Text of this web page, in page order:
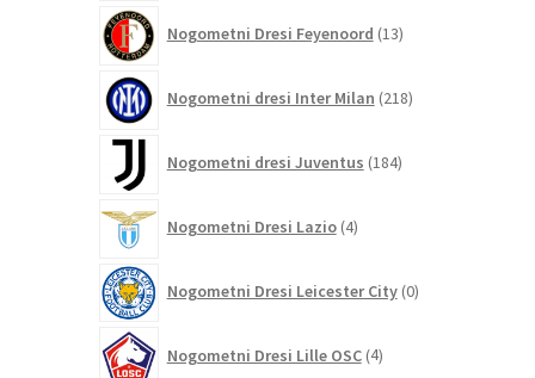
Nogometni Dresi Feyenoord 13izdelkov
Nogometni dresi Inter Milan 218izdelkov
Nogometni dresi Juventus 184izdelkov
Nogometni Dresi Lazio 4izdelki
Nogometni Dresi Leicester City 0izdelkov
Nogometni Dresi Lille OSC 4izdelki